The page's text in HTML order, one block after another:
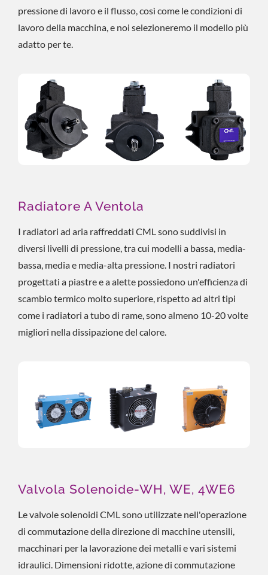
pressione di lavoro e il flusso, così come le condizioni di
lavoro della macchina, e noi selezioneremo il modello più
adatto per te.
Radiatore A Ventola
I radiatori ad aria raffreddati CML sono suddivisi in
diversi livelli di pressione, tra cui modelli a bassa, media-
bassa, media e media-alta pressione. I nostri radiatori
progettati a piastre e a alette possiedono un'efficienza di
scambio termico molto superiore, rispetto ad altri tipi
come i radiatori a tubo di rame, sono almeno 10-20 volte
migliori nella dissipazione del calore.
Valvola Solenoide-WH, WE, 4WE6
Le valvole solenoidi CML sono utilizzate nell'operazione
di commutazione della direzione di macchine utensili,
macchinari per la lavorazione dei metalli e vari sistemi
idraulici. Dimensioni ridotte, azione di commutazione